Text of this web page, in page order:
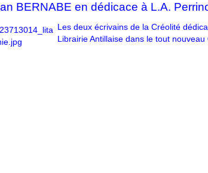
BERNABE en dédicace à L.A.
Les deux écrivains de la Créolité
Librairie Antillaise dans le tout nouveau